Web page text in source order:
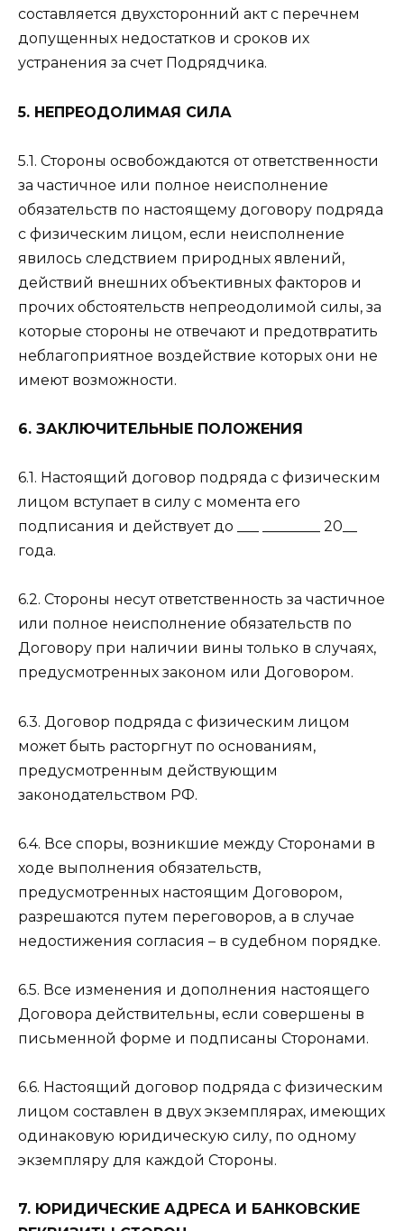
составляется двухсторонний акт с перечнем
допущенных недостатков и сроков их
устранения за счет Подрядчика.
5. НЕПРЕОДОЛИМАЯ СИЛА
5.1. Стороны освобождаются от ответственности
за частичное или полное неисполнение
обязательств по настоящему договору подряда
с физическим лицом, если неисполнение
явилось следствием природных явлений,
действий внешних объективных факторов и
прочих обстоятельств непреодолимой силы, за
которые стороны не отвечают и предотвратить
неблагоприятное воздействие которых они не
имеют возможности.
6. ЗАКЛЮЧИТЕЛЬНЫЕ ПОЛОЖЕНИЯ
6.1. Настоящий договор подряда с физическим
лицом вступает в силу с момента его
подписания и действует до ___ ________ 20__
года.
6.2. Стороны несут ответственность за частичное
или полное неисполнение обязательств по
Договору при наличии вины только в случаях,
предусмотренных законом или Договором.
6.3. Договор подряда с физическим лицом
может быть расторгнут по основаниям,
предусмотренным действующим
законодательством РФ.
6.4. Все споры, возникшие между Сторонами в
ходе выполнения обязательств,
предусмотренных настоящим Договором,
разрешаются путем переговоров, а в случае
недостижения согласия – в судебном порядке.
6.5. Все изменения и дополнения настоящего
Договора действительны, если совершены в
письменной форме и подписаны Сторонами.
6.6. Настоящий договор подряда с физическим
лицом составлен в двух экземплярах, имеющих
одинаковую юридическую силу, по одному
экземпляру для каждой Стороны.
7. ЮРИДИЧЕСКИЕ АДРЕСА И БАНКОВСКИЕ